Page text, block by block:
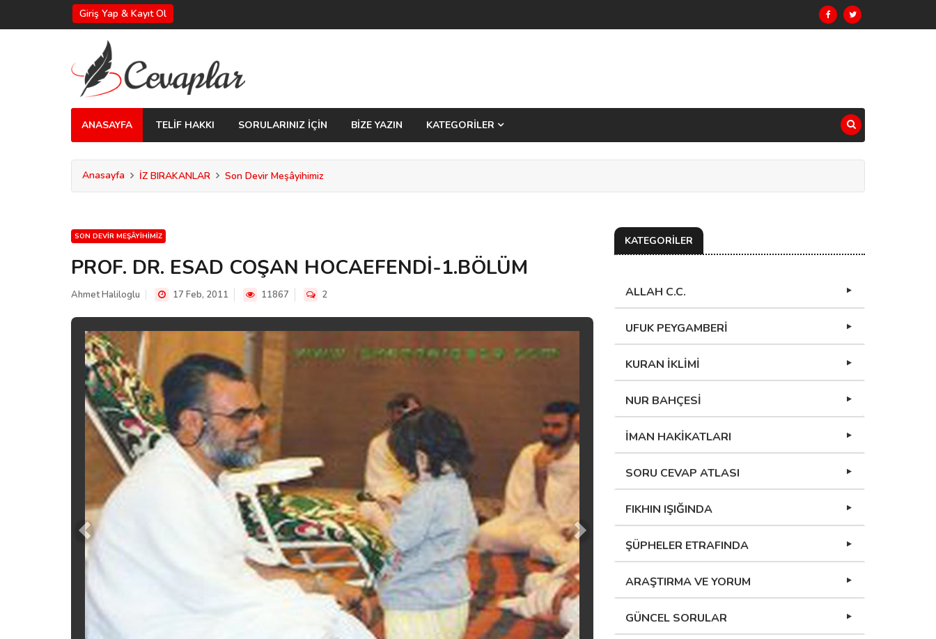
Giriş Yap & Kayıt Ol
ANASAYFA TELİF HAKKI SORULARINIZ İÇİN BİZE YAZIN KATEGORİLER
Anasayfa İZ BIRAKANLAR Son Devir Meşâyihimiz
SON DEVIR MEŞÂYIHIMIZ
PROF. DR. ESAD COŞAN HOCAEFENDİ-1.BÖLÜM
Ahmet Haliloglu 17 Feb, 2011 11867 2
KATEGORİLER
ALLAH C.C.
UFUK PEYGAMBERİ
KURAN İKLİMİ
NUR BAHÇESİ
İMAN HAKİKATLARI
SORU CEVAP ATLASI
FIKHIN IŞIĞINDA
ŞÜPHELER ETRAFINDA
ARAŞTIRMA VE YORUM
GÜNCEL SORULAR